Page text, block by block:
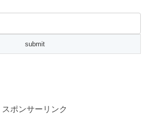
スポンサーリンク